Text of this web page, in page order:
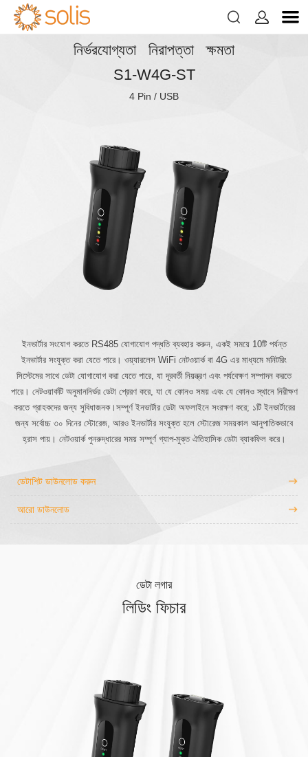
 
নির্ভরযোগ্যতা নিরাপত্তা ক্ষমতা
S1-W4G-ST
4 Pin / USB
ইনভার্টার সংযোগ করতে RS485 যোগাযোগ পদ্ধতি ব্যবহার করুন, একই সময়ে 10টি পর্যন্ত
ইনভার্টার সংযুক্ত করা যেতে পারে। ওয়্যারলেস WiFi নেটওয়ার্ক বা 4G এর মাধ্যমে মনিটরিং
সিস্টেমের সাথে ডেটা যোগাযোগ করা যেতে পারে, যা দূরবর্তী নিয়ন্ত্রণ এবং পর্যবেক্ষণ সম্পাদন করতে
পারে। নেটওয়ার্কটি অনুমাননির্ভর ডেটা প্রেরণ করে, যা যে কোনও সময় এবং যে কোনও স্থানে নিরীক্ষণ
করতে গ্রাহকদের জন্য সুবিধাজনক।সম্পূর্ণ ইনভার্টার ডেটা অফলাইনে সংরক্ষণ করে; ১টি ইনভার্টারের
জন্য সর্বোচ্চ ৩০ দিনের স্টোরেজ, আরও ইনভার্টার সংযুক্ত হলে স্টোরেজ সময়কাল আনুপাতিকভাবে
হ্রাস পায়। নেটওয়ার্ক পুনরুদ্ধারের সময় সম্পূর্ণ গ্যাপ-মুক্ত ঐতিহাসিক ডেটা ব্যাকফিল করে।
ডেটাশিট ডাউনলোড করুন
আরো ডাউনলোড
ডেটা লগার
লিডিং ফিচার